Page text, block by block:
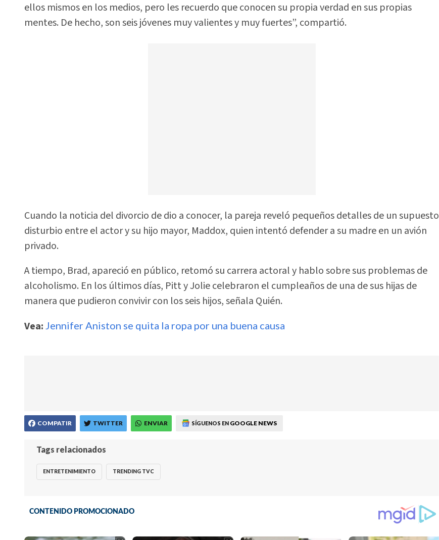
ellos mismos en los medios, pero les recuerdo que conocen su propia verdad en sus propias
mentes. De hecho, son seis jóvenes muy valientes y muy fuertes”, compartió.
Cuando la noticia del divorcio de dio a conocer, la pareja reveló pequeños detalles de un supuesto
disturbio entre el actor y su hijo mayor, Maddox, quien intentó defender a su madre en un avión
privado.
A tiempo, Brad, apareció en público, retomó su carrera actoral y hablo sobre sus problemas de
alcoholismo. En los últimos días, Pitt y Jolie celebraron el cumpleaños de una de sus hijas de
manera que pudieron convivir con los seis hijos, señala Quién.
Vea: Jennifer Aniston se quita la ropa por una buena causa
COMPATIR TWITTER ENVIAR SÍGUENOS EN GOOGLE NEWS
Tags relacionados
ENTRETENIMIENTO TRENDING TVC